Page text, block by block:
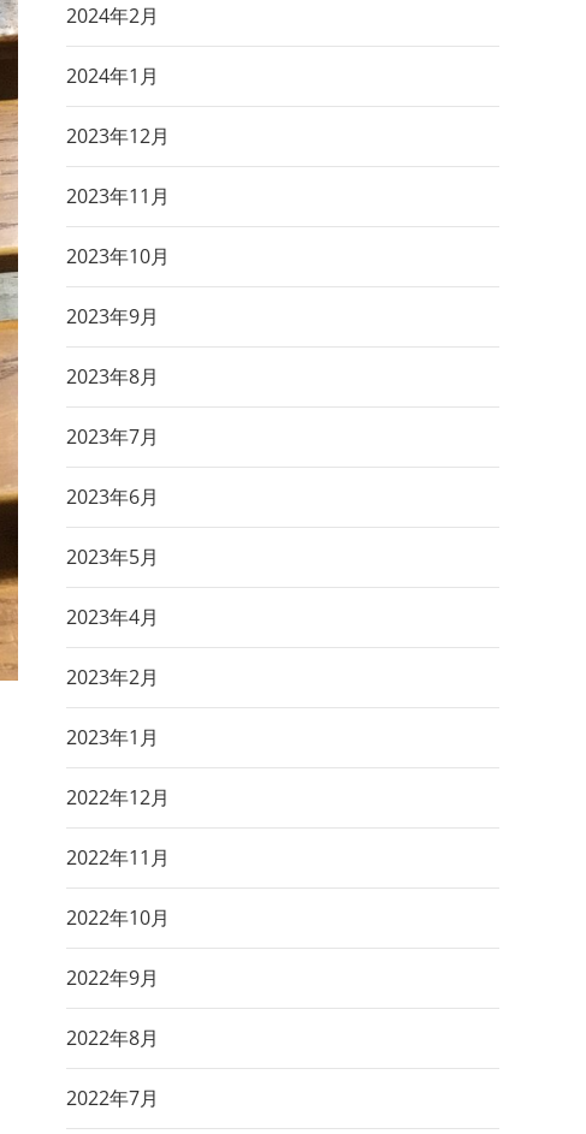
2024年2月
2024年1月
2023年12月
2023年11月
2023年10月
2023年9月
2023年8月
2023年7月
2023年6月
2023年5月
2023年4月
2023年2月
2023年1月
2022年12月
2022年11月
2022年10月
2022年9月
2022年8月
2022年7月